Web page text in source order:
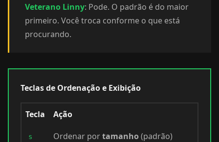
Veterano Linny: Pode. O padrão é do maior
primeiro. Você troca conforme o que está
procurando.
Teclas de Ordenação e Exibição
Tecla Ação
s Ordenar portamanho(padrão)